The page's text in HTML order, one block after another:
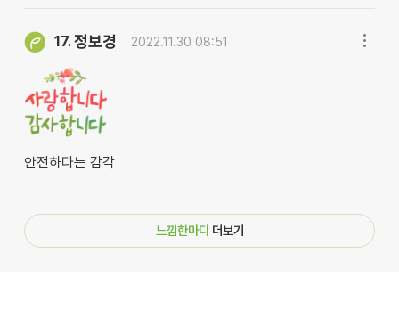
17.정보경 2022.11.30 08:51
안전하다는 감각
느낌한마디 더보기